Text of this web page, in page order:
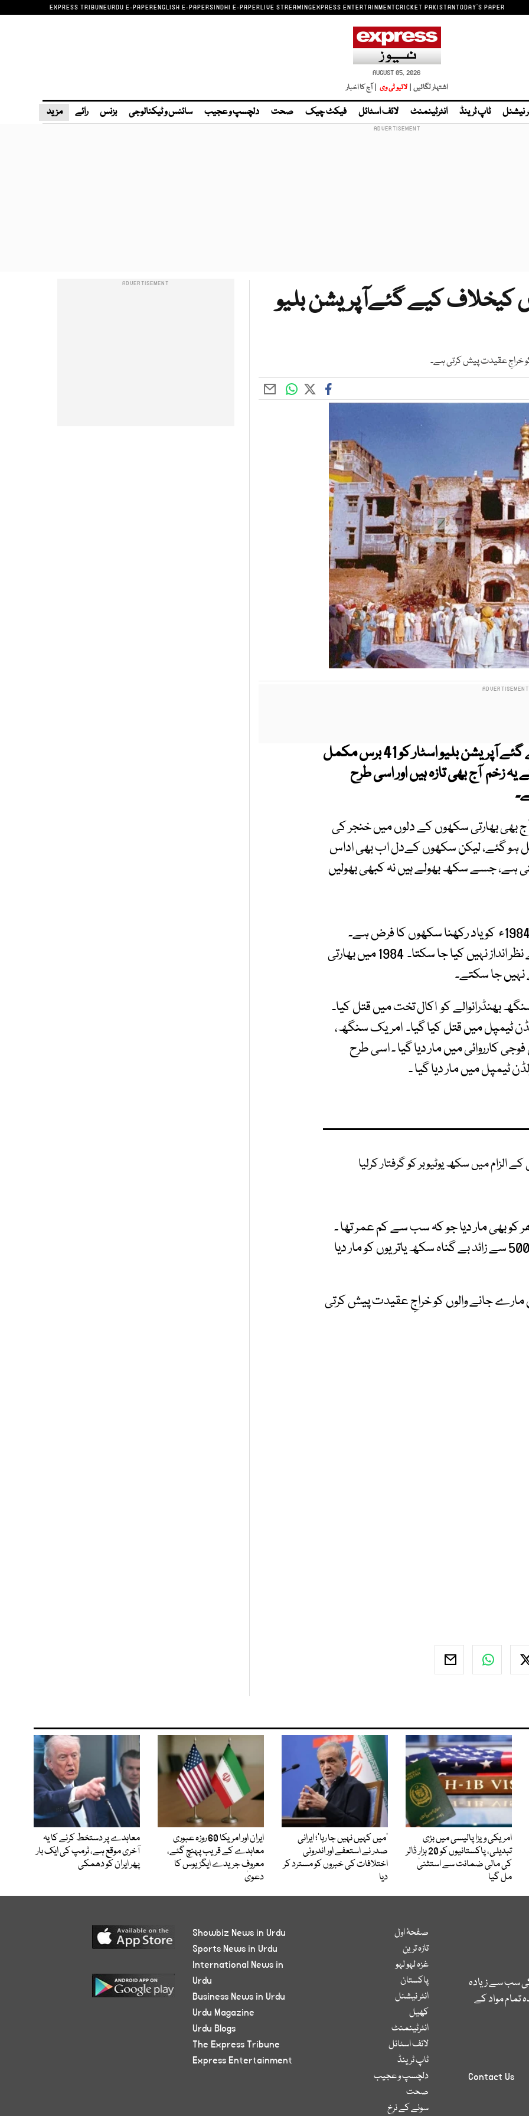
EXPRESS TRIBUNEURDU E-PAPERENGLISH E-PAPERSINDHI E-PAPERLIVE STREAMINGEXPRESS ENTERTAINMENTCRICKET PAKISTANTODAY'S PAPER
AUGUST 05, 2026
اشتہار لگائیں | لائیو ٹی وی | آج کا اخبار
نیشنل ٹاپ ٹرینڈ انٹرٹینمنٹ لائف اسٹائل فیکٹ چیک صحت دلچسپ و عجیب سائنس و ٹیکنالوجی بزنس رائے مزید
کیخلاف کیے گئےآپریشن بلیو
کو خراجِ عقیدت پیش کرتی ہے۔
بھارتی سکھوں کے خلاف گولڈن ٹیمپل پر کیے گئے آپریشن بلیو اسٹار کو 41 برس مکمل
بھارتی سکھوں کو لگائے گئے1984کے یہ زخم آج بھی تازہ ہیں اور اسی طرح
بھی بھارتی سکھوں کے دلوں میں خنجر کی
بلیو اسٹارکو 41 سال مکمل ہو گئے، لیکن سکھوں کےدل اب بھی اداس
ہے، جسے سکھ بھولے ہیں نہ کبھی بھولیں
خالصہ کا وقار پامال ہوا، لیکن ایمان مضبوط تر ہوا،1984ء کو یاد رکھنا سکھوں کا فرض ہے۔
آپریشن بلیو اسٹار تاریخ کا ایک سیاہ باب ہے، جسے نظر انداز نہیں کیا جا سکتا۔ 1984 میں بھارتی
نہیں جا سکتے۔
بھنڈرانوالے کو اکال تخت میں قتل کیا۔
ٹیمپل میں قتل کیا گیا۔ امریک سنگھ،
کارروائی میں مار دیا گیا ۔ اسی طرح
ٹیمپل میں مار دیا گیا ۔
میں سکھ یوٹیوبر کو گرفتار کرلیا
دادھر کو بھی مار دیا جو کہ سب سے کم عمر تھا ۔
سکھ تنظیموں کے مطابق آپریشن بلیو اسٹارمیں 5000 سے زائد بے گناہ سکھ یاتریوں کو مار دیا
مارے جانے والوں کو خراجِ عقیدت پیش کرتی
امریکی ویزا پالیسی میں بڑی
تبدیلی، پاکستانیوں کو 20 ہزار ڈالر
کی مالی ضمانت سے استثنیٰ
مل گیا
’میں کہیں نہیں جا رہا‘؛ ایرانی
صدر نے استعفے اور اندرونی
اختلافات کی خبروں کو مسترد کر
دیا
ایران اور امریکا 60 روزہ عبوری
معاہدے کے قریب پہنچ گئے،
معروف جریدے ایگزیوس کا
دعویٰ
معاہدے پر دستخط کرنے کا یہ
آخری موقع ہے، ٹرمپ کی ایک بار
پھر ایران کو دھمکی
سب سے زیادہ
مواد کے
Contact Us
صفحۂ اول
تازہ ترین
غزہ لہو لہو
پاکستان
انٹر نیشنل
کھیل
انٹرٹینمنٹ
لائف اسٹائل
ٹاپ ٹرینڈ
دلچسپ و عجیب
صحت
سونے کے نرخ
Showbiz News in Urdu
Sports News in Urdu
International News in
Urdu
Business News in Urdu
Urdu Magazine
Urdu Blogs
The Express Tribune
Express Entertainment